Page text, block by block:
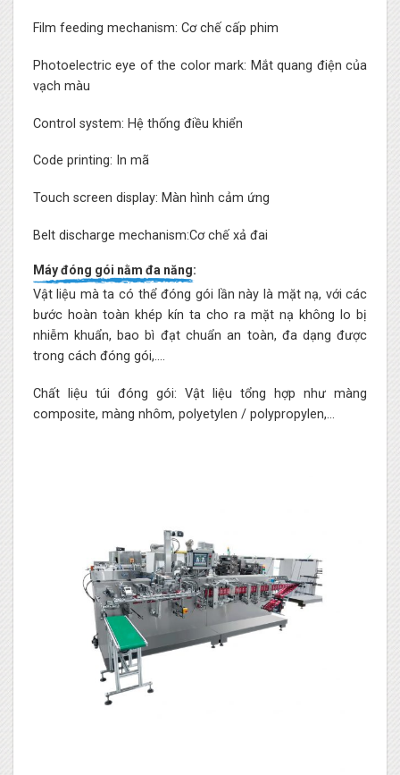
Film feeding mechanism: Cơ chế cấp phim
Photoelectric eye of the color mark: Mắt quang điện của
vạch màu
Control system: Hệ thống điều khiển
Code printing: In mã
Touch screen display: Màn hình cảm ứng
Belt discharge mechanism:Cơ chế xả đai
Máy đóng gói nằm đa năng:
Vật liệu mà ta có thể đóng gói lần này là mặt nạ, với các
bước hoàn toàn khép kín ta cho ra mặt nạ không lo bị
nhiễm khuẩn, bao bì đạt chuẩn an toàn, đa dạng được
trong cách đóng gói,….
Chất liệu túi đóng gói: Vật liệu tổng hợp như màng
composite, màng nhôm, polyetylen / polypropylen,…